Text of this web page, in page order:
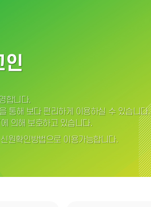
인
합니다.
통해 보다 편리하게 이용하실 수 있습니다.
의해 보호하고 있습니다.
원확인방법으로 이용가능합니다.